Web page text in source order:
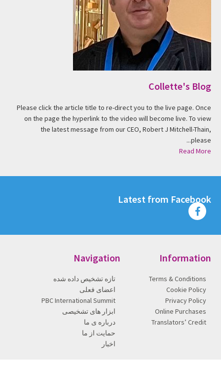
Collette's Blog
Please click the article title to re-direct you to the live page. Once
on the page the hyperlink to the video will become live. To view
the latest message from our CEO, Robert J Mitchell-Thain,
please...
Read More
Latest from Facebook
Navigation
تازه تشخیص داده شده
اعضای فعلی
PBC International Summit
ابزار های تشخیصی
درباره ی ما
حمایت از ما
اخبار
Information
Terms & Conditions
Cookie Policy
Privacy Policy
Online Purchases
Translators’ Credit